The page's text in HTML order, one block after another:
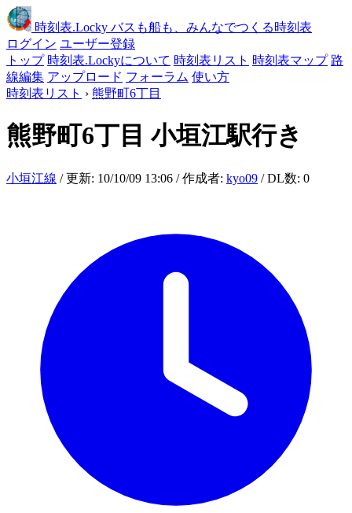
時刻表.Locky バスも船も、みんなでつくる時刻表
ログイン ユーザー登録
トップ 時刻表.Lockyについて 時刻表リスト 時刻表マップ 路
線編集 アップロード フォーラム 使い方
時刻表リスト › 熊野町6丁目
熊野町6丁目 小垣江駅行き
小垣江線 / 更新: 10/10/09 13:06 / 作成者: kyo09 / DL数: 0